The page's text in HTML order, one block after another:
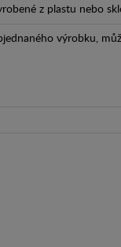
z plastu nebo
výrobku,